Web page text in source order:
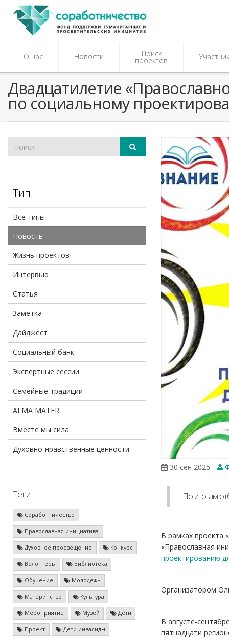
О нас Новости Поиск
проектов
Двадцатилетие
по социальному
Тип
Все типы
Новость
Жизнь проектов
Интервью
Статья
Заметка
Дайджест
Социальный банк
Экспертные сессии
Семейные традиции
ALMA MATER
Вместе мы сила
Духовно-нравственные ценности
Теги
Соработничество
Православная инициатива
Духовное просвещение Конкурс
Волонтеры Библиотека
Обучение Молодежь
Материнство Культура
Мероприятие Музей Дети
Проект Дети-инвалиды
30 сен 2025
По итогам
В рамках проекта
«Православная
проектированию
Организатором
В августе-
пятнадцати